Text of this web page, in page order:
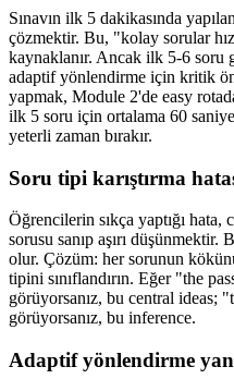
Sınavın ilk 5 dakikasında
çözmektir. Bu, "kolay sorular
kaynaklanır. Ancak ilk 5-6 soru
adaptif yönlendirme için kritik
yapmak, Module 2'de easy
ilk 5 soru için ortalama 60 saniye
yeterli zaman bırakır.
Soru tipi karıştırma
Öğrencilerin sıkça yaptığı
sorusu sanıp aşırı düşünmektir.
olur. Çözüm: her sorunun
tipini sınıflandırın. Eğer "the
görüyorsanız, bu central ideas;
görüyorsanız, bu inference.
Adaptif yönlendirme